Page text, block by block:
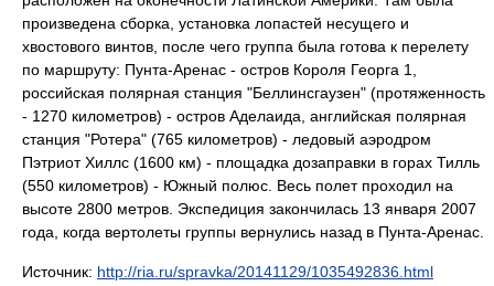
произведена сборка, установка лопастей несущего и
хвостового винтов, после чего группа была готова к перелету
по маршруту: Пунта-Аренас - остров Короля Георга 1,
российская полярная станция "Беллинсгаузен" (протяженность
- 1270 километров) - остров Аделаида, английская полярная
станция "Ротера" (765 километров) - ледовый аэродром
Пэтриот Хиллс (1600 км) - площадка дозаправки в горах Тилль
(550 километров) - Южный полюс. Весь полет проходил на
высоте 2800 метров. Экспедиция закончилась 13 января 2007
года, когда вертолеты группы вернулись назад в Пунта-Аренас.
Источник: http://ria.ru/spravka/20141129/1035492836.html